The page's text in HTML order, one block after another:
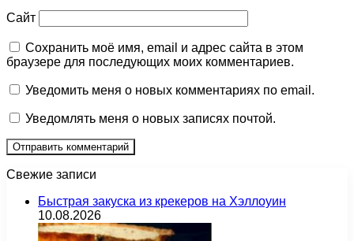
Сайт
Сохранить моё имя, email и адрес сайта в этом
браузере для последующих моих комментариев.
Уведомить меня о новых комментариях по email.
Уведомлять меня о новых записях почтой.
Свежие записи
Быстрая закуска из крекеров на Хэллоуин
10.08.2026